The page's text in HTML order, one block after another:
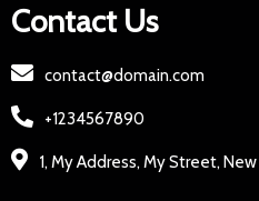
Contact Us
contact@domain.com
+1234567890
1, My Address, My Street, New